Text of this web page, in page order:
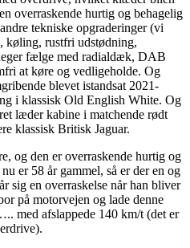
overraskende hurtig og behagelig
tekniske opgraderinger (vi
rustfri udstødning,
fælge med radialdæk, DAB
at køre og vedligeholde. Og
blevet istandsat 2021-
i klassisk Old English White. Og
læder kabine i matchende rødt
klassisk Britisk Jaguar.
og den er overraskende hurtig og
er 58 år gammel, så er der en og
sig en overraskelse når han bliver
på motorvejen og lade denne
med afslappede 140 km/t (det er